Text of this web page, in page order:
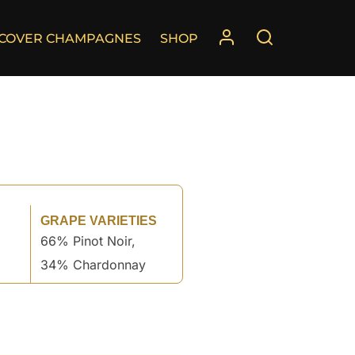
CHAMPAGNES SHOP
GRAPE VARIETIES
66% Pinot Noir,
34% Chardonnay
°